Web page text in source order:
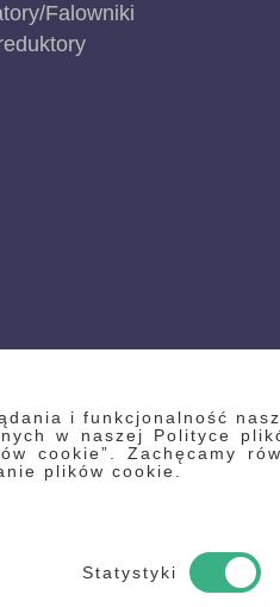
i funkcjonalność
w naszej Polityce
cookie”. Zachęcamy
plików cookie.
Statystyki
Falowniki